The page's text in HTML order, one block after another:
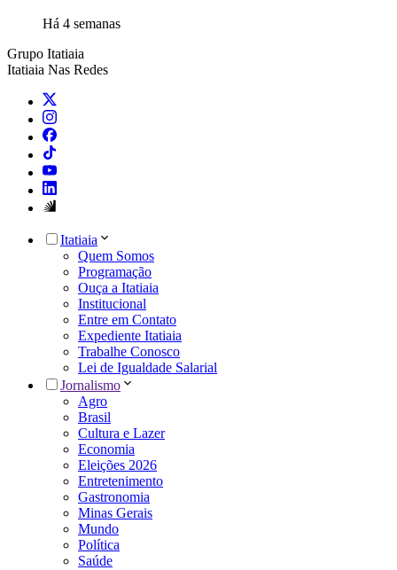
Há 4 semanas
Grupo Itatiaia
Itatiaia Nas Redes
Itatiaia
Quem Somos
Programação
Ouça a Itatiaia
Institucional
Entre em Contato
Expediente Itatiaia
Trabalhe Conosco
Lei de Igualdade Salarial
Jornalismo
Agro
Brasil
Cultura e Lazer
Economia
Eleições 2026
Entretenimento
Gastronomia
Minas Gerais
Mundo
Política
Saúde